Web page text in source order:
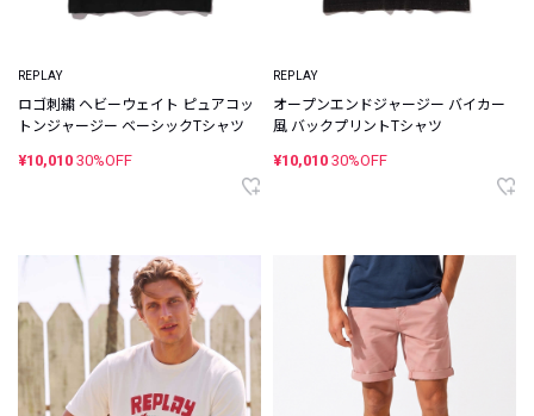
REPLAY
ロゴ刺繍 ヘビーウェイト ピュアコッ
トンジャージー ベーシックTシャツ
¥10,010 30%OFF
REPLAY
オープンエンドジャージー バイカー
風 バックプリントTシャツ
¥10,010 30%OFF